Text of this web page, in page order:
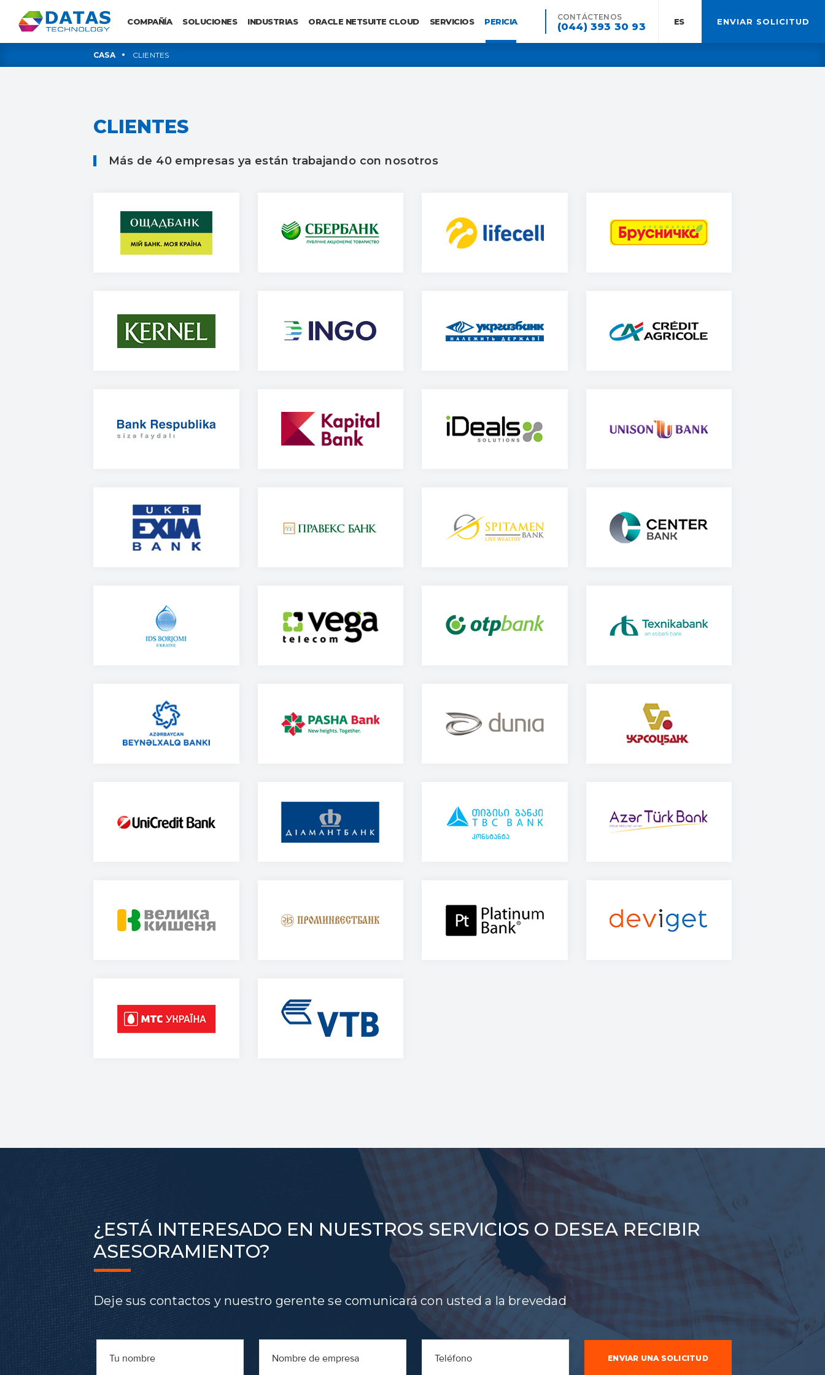
COMPAÑÍA SOLUCIONES INDUSTRIAS ORACLE NETSUITE CLOUD SERVICIOS PERICIA CONTÁCTENOS
(044) 393 30 93 ES: ENVIAR SOLICITUD
CASA CLIENTES
CLIENTES
Más de 40 empresas ya están trabajando con nosotros
¿ESTÁ INTERESADO EN NUESTROS SERVICIOS O DESEA RECIBIR
ASESORAMIENTO?
Deje sus contactos y nuestro gerente se comunicará con usted a la brevedad